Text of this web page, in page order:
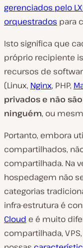
gerenciados pelo
orquestrados para
Isto significa que
próprio recipiente
recursos de
(Linux, Nginx, PHP,
privados e não
ninguém, ou
Portanto, embora
compartilhados,
compartilhada. Na
hospedagem não
categorias
infra-estrutura é
Cloud e é muito
compartilhada,